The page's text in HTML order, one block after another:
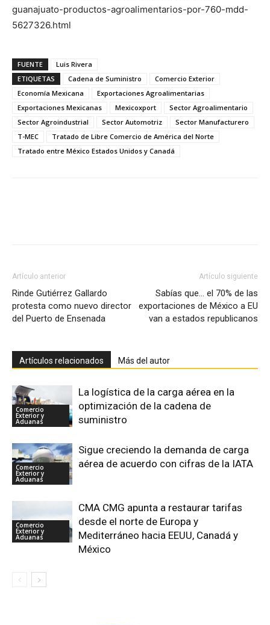
guanajuato-productos-agroalimentarios-por-760-mdd-
5627326.html
FUENTE
Luis Rivera
ETIQUETAS
Cadena de Suministro
Comercio Exterior
Economía Mexicana
Exportaciones Agroalimentarias
Exportaciones Mexicanas
Mexicoxport
Sector Agroalimentario
Sector Agroindustrial
Sector Automotriz
Sector Manufacturero
T-MEC
Tratado de Libre Comercio de América del Norte
Tratado entre México Estados Unidos y Canadá
Artículo anterior
Rinde Gutiérrez Gallardo
protesta como nuevo director
del Puerto de Ensenada
Artículo siguiente
Sabías que… el 70% de las
exportaciones de México a EU
van a estados republicanos
Artículos relacionados Más del autor
Comercio
Exterior y
Aduanas
La logística de la carga aérea en la
optimización de la cadena de
suministro
Comercio
Exterior y
Aduanas
Sigue creciendo la demanda de carga
aérea de acuerdo con cifras de la IATA
Comercio
Exterior y
Aduanas
CMA CMG apunta a restaurar tarifas
desde el norte de Europa y
Mediterráneo hacia EEUU, Canadá y
México